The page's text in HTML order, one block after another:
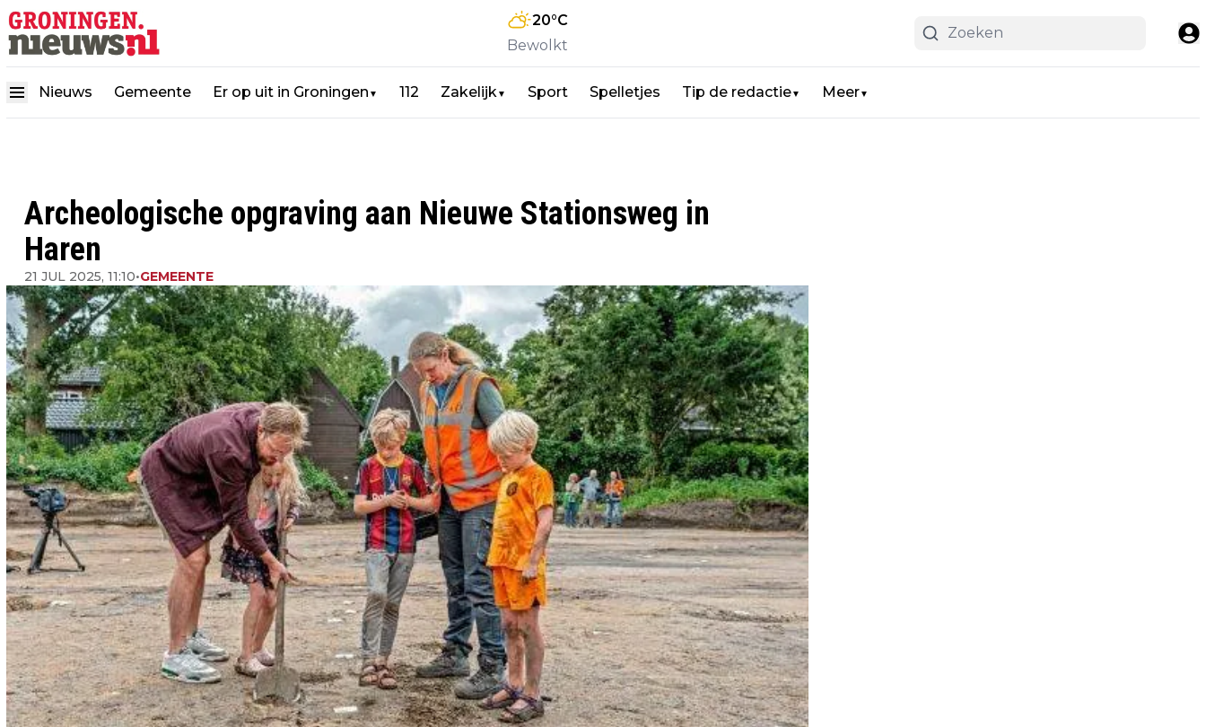
20°C
Bewolkt
Nieuws Gemeente Er op uit in Groningen ▼ 112 Zakelijk▼ Sport Spelletjes Tip de redactie▼ Meer▼
Archeologische opgraving aan Nieuwe Stationsweg in
Haren
21 JUL 2025, 11:10•GEMEENTE